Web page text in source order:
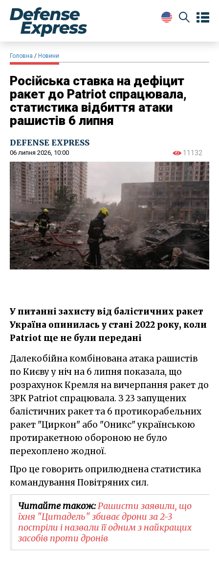
Головна Новини
Російська ставка на дефіцит
ракет до Patriot спрацювала,
статистика відбиття атаки
рашистів 6 липня
DEFENSE EXPRESS
06 липня 2026, 10:00 11132
У питанні захисту від балістичних ракет
Україна опинилась у стані 2022 року, коли
Patriot ще не були передані
Далекобійна комбінована атака рашистів
по Києву у ніч на 6 липня показала, що
розрахунок Кремля на вичерпання ракет до
ЗРК Patriot спрацювала. З 23 запущених
балістичних ракет та 6 протикорабельних
ракет "Циркон" або "Оникс" українською
протиракетною обороною не було
перехоплено жодної.
Про це говорить оприлюднена статистика
командування Повітряних сил.
Читайте також:Рашисти заявили, що
їхня "Цитадель" збиває дрони за 2-3
постріли і назвали її одним з найкращих
засобів проти дронів